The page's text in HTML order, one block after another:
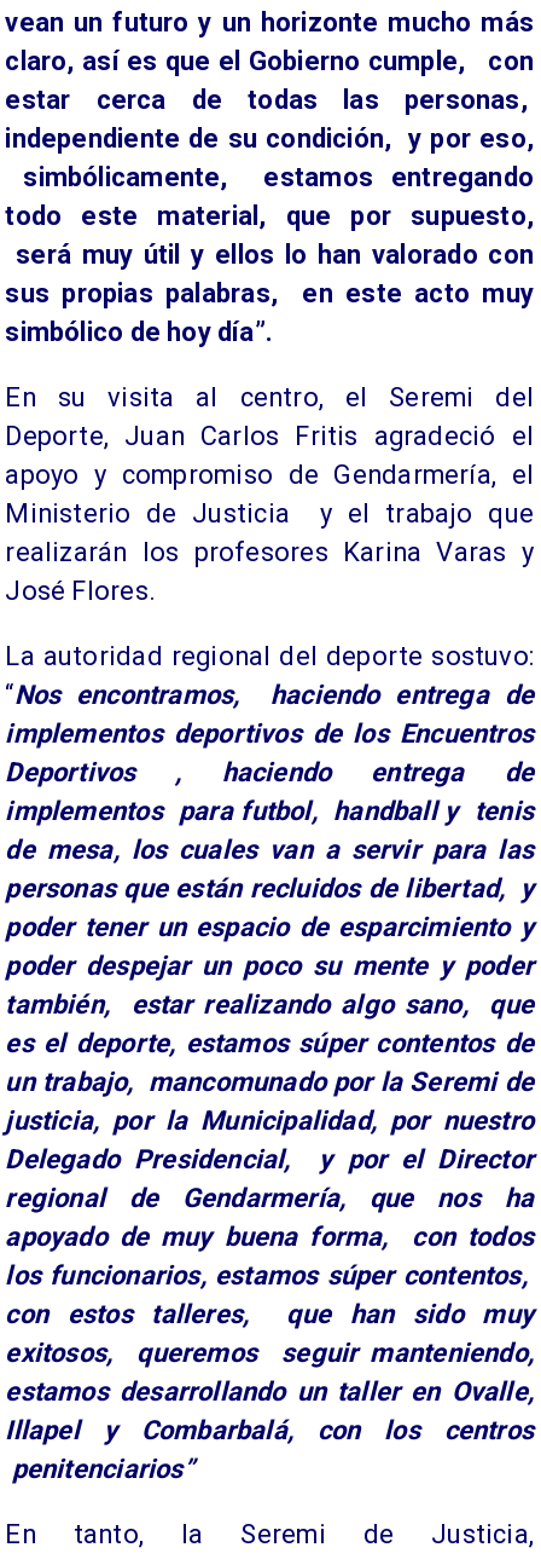
vean un futuro y un horizonte mucho más
claro, así es que el Gobierno cumple, con
estar cerca de todas las personas,
independiente de su condición, y por eso,
simbólicamente, estamos entregando
todo este material, que por supuesto,
será muy útil y ellos lo han valorado con
sus propias palabras, en este acto muy
simbólico de hoy día”.
En su visita al centro, el Seremi del
Deporte, Juan Carlos Fritis agradeció el
apoyo y compromiso de Gendarmería, el
Ministerio de Justicia y el trabajo que
realizarán los profesores Karina Varas y
José Flores.
La autoridad regional del deporte sostuvo:
“Nos encontramos, haciendo entrega de
implementos deportivos de los Encuentros
Deportivos , haciendo entrega de
implementos para futbol, handball y tenis
de mesa, los cuales van a servir para las
personas que están recluidos de libertad, y
poder tener un espacio de esparcimiento y
poder despejar un poco su mente y poder
también, estar realizando algo sano, que
es el deporte, estamos súper contentos de
un trabajo, mancomunado por la Seremi de
justicia, por la Municipalidad, por nuestro
Delegado Presidencial, y por el Director
regional de Gendarmería, que nos ha
apoyado de muy buena forma, con todos
los funcionarios, estamos súper contentos,
con estos talleres, que han sido muy
exitosos, queremos seguir manteniendo,
estamos desarrollando un taller en Ovalle,
Illapel y Combarbalá, con los centros
penitenciarios”
En tanto, la Seremi de Justicia,